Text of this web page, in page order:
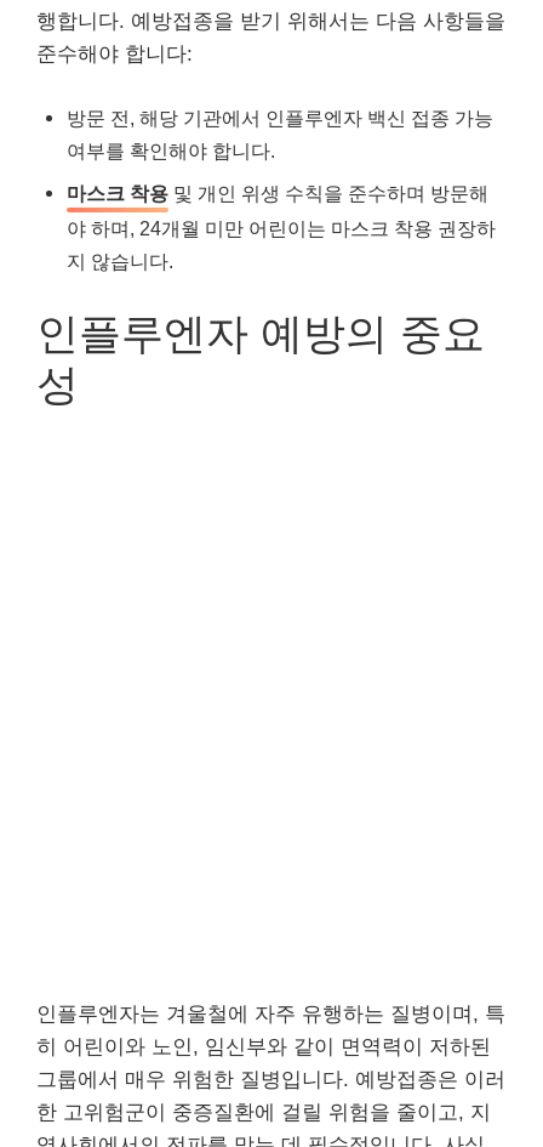
행합니다. 예방접종을 받기 위해서는 다음 사항들을
준수해야 합니다:
방문 전, 해당 기관에서 인플루엔자 백신 접종 가능
여부를 확인해야 합니다.
마스크 착용 및 개인 위생 수칙을 준수하며 방문해
야 하며, 24개월 미만 어린이는 마스크 착용 권장하
지 않습니다.
인플루엔자 예방의 중요
성
인플루엔자는 겨울철에 자주 유행하는 질병이며, 특
히 어린이와 노인, 임신부와 같이 면역력이 저하된
그룹에서 매우 위험한 질병입니다. 예방접종은 이러
한 고위험군이 중증질환에 걸릴 위험을 줄이고, 지